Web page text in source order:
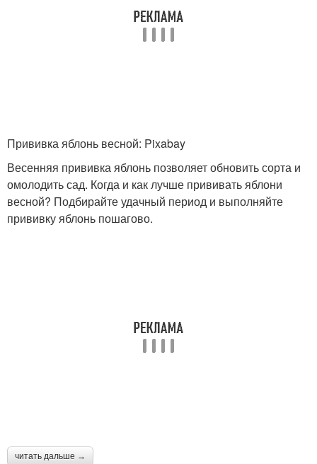
Прививка яблонь весной: Pixabay
Весенняя прививка яблонь позволяет обновить сорта и
омолодить сад. Когда и как лучше прививать яблони
весной? Подбирайте удачный период и выполняйте
прививку яблонь пошагово.
читать дальше →